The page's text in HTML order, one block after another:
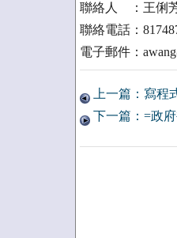
聯絡人 ：王俐
聯絡電話：
電子郵件：
上一篇：寫程
下一篇：=政府